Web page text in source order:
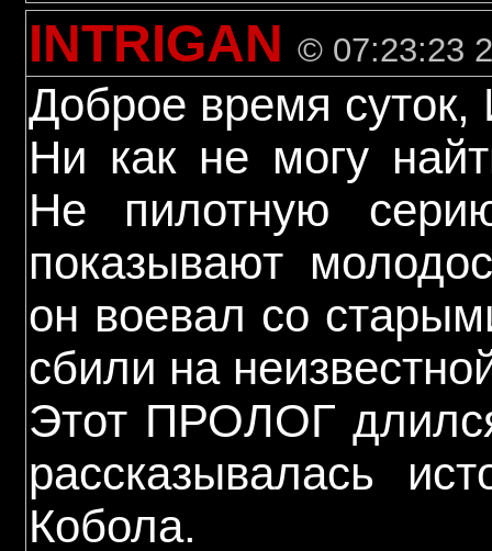
INTRIGAN © 07:23:23
Доброе время суток,
Ни как не могу
Не пилотную
показывают
он воевал со
сбили на
Этот ПРОЛОГ
рассказывалась
Кобола.